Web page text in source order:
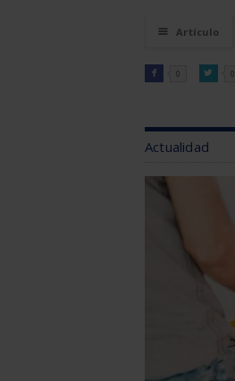
☰ Artículo

FACEBOOK
0 
TWITTER0
Actualidad